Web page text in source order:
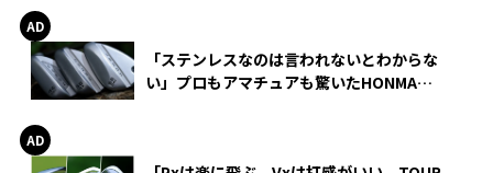
「ステンレスなのは言われないとわからな
い」プロもアマチュアも驚いたHONMA